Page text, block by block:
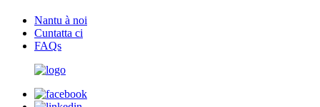
Nantu à noi
Cuntatta ci
FAQs